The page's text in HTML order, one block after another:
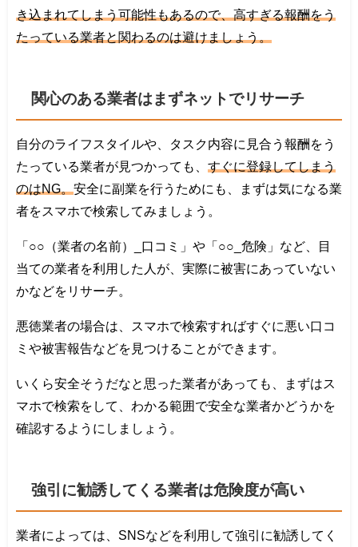
き込まれてしまう可能性もあるので、高すぎる報酬をう
たっている業者と関わるのは避けましょう。
関心のある業者はまずネットでリサーチ
自分のライフスタイルや、タスク内容に見合う報酬をう
たっている業者が見つかっても、 すぐに登録してしまう
のはNG。 安全に副業を行うためにも、まずは気になる業
者をスマホで検索してみましょう。
「○○（業者の名前）_口コミ」や「○○_危険」など、目
当ての業者を利用した人が、実際に被害にあっていない
かなどをリサーチ。
悪徳業者の場合は、スマホで検索すればすぐに悪い口コ
ミや被害報告などを見つけることができます。
いくら安全そうだなと思った業者があっても、まずはス
マホで検索をして、わかる範囲で安全な業者かどうかを
確認するようにしましょう。
強引に勧誘してくる業者は危険度が高い
業者によっては、SNSなどを利用して強引に勧誘してく